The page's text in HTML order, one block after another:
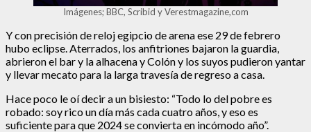
Imágenes; BBC, Scribid y Verestmagazine,com
Y con precisión de reloj egipcio de arena ese 29 de febrero
hubo eclipse. Aterrados, los anfitriones bajaron la guardia,
abrieron el bar y la alhacena y Colón y los suyos pudieron yantar
y llevar mecato para la larga travesía de regreso a casa.
Hace poco le oí decir a un bisiesto: “Todo lo del pobre es
robado: soy rico un día más cada cuatro años, y eso es
suficiente para que 2024 se convierta en incómodo año”.